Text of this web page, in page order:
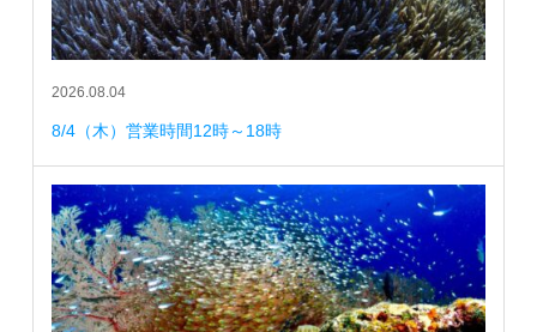
2026.08.04
8/4（木）営業時間12時～18時